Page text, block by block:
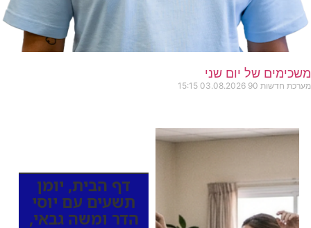
משכימים של יום שני
מערכת חדשות 90 03.08.2026
15:15
דף הבית, יומן
תשעים עם יוסי
הדר ומשה גבאי,